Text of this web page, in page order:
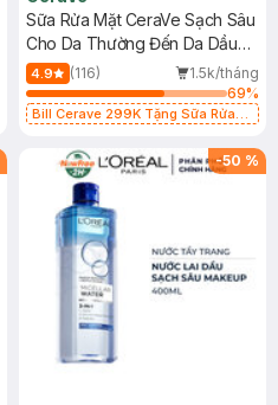
Sữa Rửa Mặt CeraVe Sạch Sâu
Cho Da Thường Đến Da Dầu
473ml
4.9 (116)
1.5k/tháng
69%
Bill Cerave 299K Tặng Sữa Rửa
-50 %